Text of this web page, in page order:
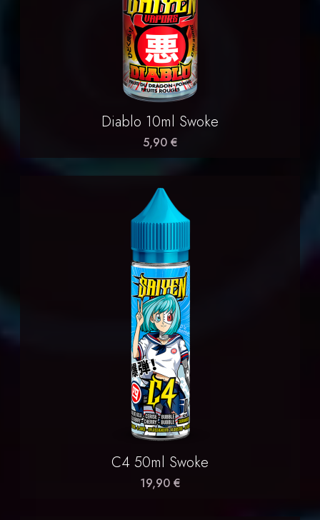
Diablo 10ml Swoke
5,90 €
C4 50ml Swoke
19,90 €